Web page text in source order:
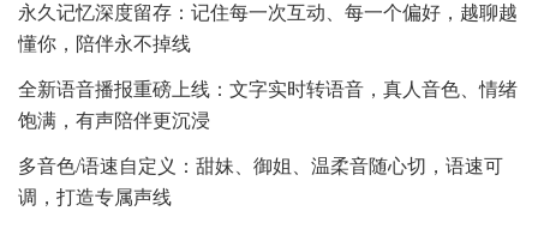
永久记忆深度留存：记住每一次互动、每一个偏好，越聊越
懂你，陪伴永不掉线
全新语音播报重磅上线：文字实时转语音，真人音色、情绪
饱满，有声陪伴更沉浸
多音色/语速自定义：甜妹、御姐、温柔音随心切，语速可
调，打造专属声线